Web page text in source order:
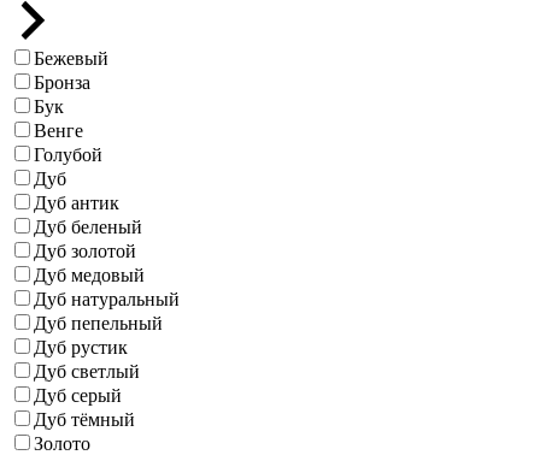
Бежевый
Бронза
Бук
Венге
Голубой
Дуб
Дуб антик
Дуб беленый
Дуб золотой
Дуб медовый
Дуб натуральный
Дуб пепельный
Дуб рустик
Дуб светлый
Дуб серый
Дуб тёмный
Золото